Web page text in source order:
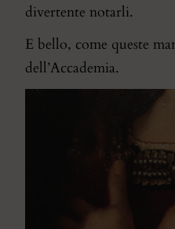
divertente notarli.
E bello, come queste
dell’Accademia.